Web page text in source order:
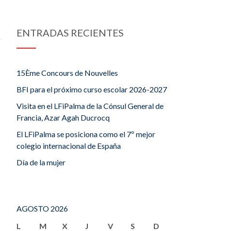
ENTRADAS RECIENTES
15Ème Concours de Nouvelles
BFI para el próximo curso escolar 2026-2027
Visita en el LFiPalma de la Cónsul General de
Francia, Azar Agah Ducrocq
El LFiPalma se posiciona como el 7º mejor
colegio internacional de España
Día de la mujer
AGOSTO 2026
L
M X J V S
D